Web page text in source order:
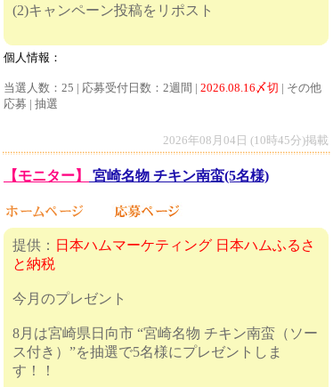
(2)キャンペーン投稿をリポスト
個人情報：
当選人数：25 | 応募受付日数：2週間 | 2026.08.16〆切 | その他
応募 | 抽選
2026年08月04日 (10時45分)掲載
【モニター】 宮崎名物 チキン南蛮(5名様)
提供： 日本ハムマーケティング 日本ハムふるさ
と納税
今月のプレゼント
8月は宮崎県日向市 “宮崎名物 チキン南蛮（ソー
ス付き）”を抽選で5名様にプレゼントしま
す！！